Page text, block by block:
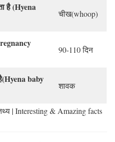
है (Hyena
चीख(whoop)
90-110 दिन
baby
शावक
| Interesting & Amazing facts